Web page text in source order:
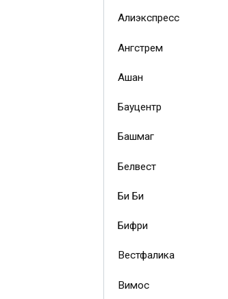
Алиэкспресс
Ангстрем
Ашан
Бауцентр
Башмаг
Белвест
Би Би
Бифри
Вестфалика
Вимос